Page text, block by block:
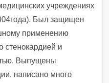
учреждениях
Был защищен
применению
стенокардией и
Выпущены
написано много